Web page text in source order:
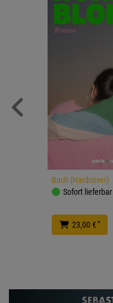
Buch (Hardcover)
Sofort lieferbar
23,00 € *